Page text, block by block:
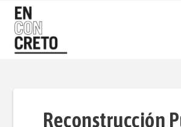
Reconstrucción